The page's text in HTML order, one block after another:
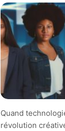
Quand
révolution